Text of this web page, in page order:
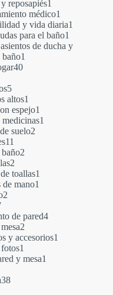
producto
reposapiés1
producto
médico1
producto
y vida diaria1
para el baño1
producto
de ducha y
baño1
4040
55
productos
altos1
producto
espejo1
producto
1
suelo2
11
productos
22
2
productos
toallas1
de mano1
22
7
productos
de pared44
2
productos
y accesorios1
1
producto
y mesa1
3838